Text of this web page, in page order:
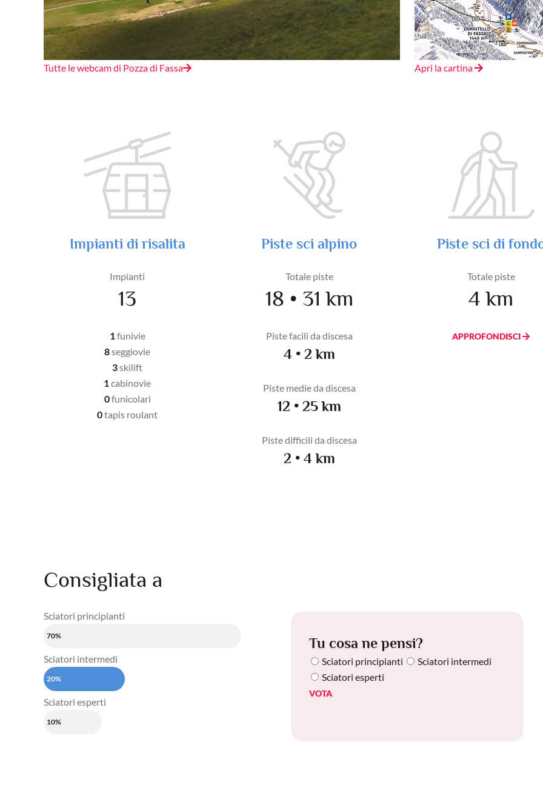
Tutte le webcam di Pozza di Fassa Apri la cartina
Impianti di risalita
Impianti
13
1funivie
8seggiovie
3skilift
1cabinovie
0funicolari
0tapis roulant
Piste sci alpino
Totale piste
18 • 31 km
Piste facili da discesa
4 • 2 km
Piste medie da discesa
12 • 25 km
Piste difficili da discesa
2 • 4 km
Piste sci di
Totale piste
4 km
APPROFONDISCI
Consigliata a
Sciatori principianti
70%
Sciatori intermedi
20%
Sciatori esperti
10%
Tu cosa ne pensi?
Sciatori principianti
Sciatori intermedi
Sciatori esperti
VOTA